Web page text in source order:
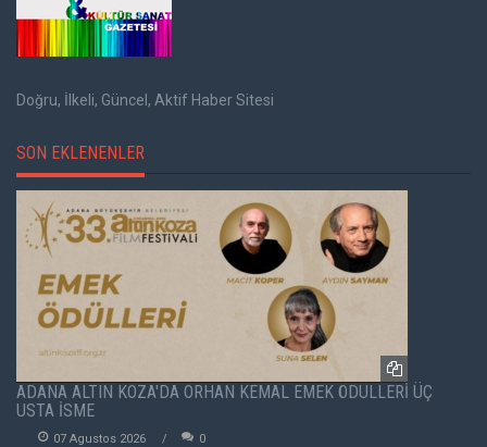
Doğru, İlkeli, Güncel, Aktif Haber Sitesi
SON EKLENENLER
ADANA ALTIN KOZA'DA ORHAN KEMAL EMEK ÖDÜLLERİ ÜÇ
USTA İSME
07 Agustos 2026 0